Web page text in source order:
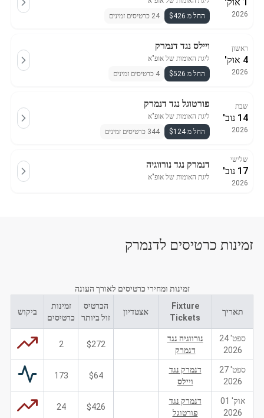
2026
החל מ $426
24 כרטיסים זמינים
ראשון
4 אוק'
2026
ויילס נגד דנמרק
ליגת האומות של אופ"א
החל מ $526
4 כרטיסים זמינים
שבת
14 נוב'
2026
פורטוגל נגד דנמרק
ליגת האומות של אופ"א
החל מ $124
344 כרטיסים זמינים
שלישי
17 נוב'
2026
דנמרק נגד נורווגיה
ליגת האומות של אופ"א
זמינות כרטיסים לדנמרק
זמינות ומחירי כרטיסים לאורך העונה
תאריך
Fixture
Tickets
אצטדיון
הכרטיס
זול ביותר
זמינות
כרטיסים
ביקוש
ספט' 24
2026
נורווגיה נגד
דנמרק
$272
2
ספט' 27
2026
דנמרק נגד
ויילס
$64
173
אוק' 01
2026
דנמרק נגד
פורטוגל
$426
24